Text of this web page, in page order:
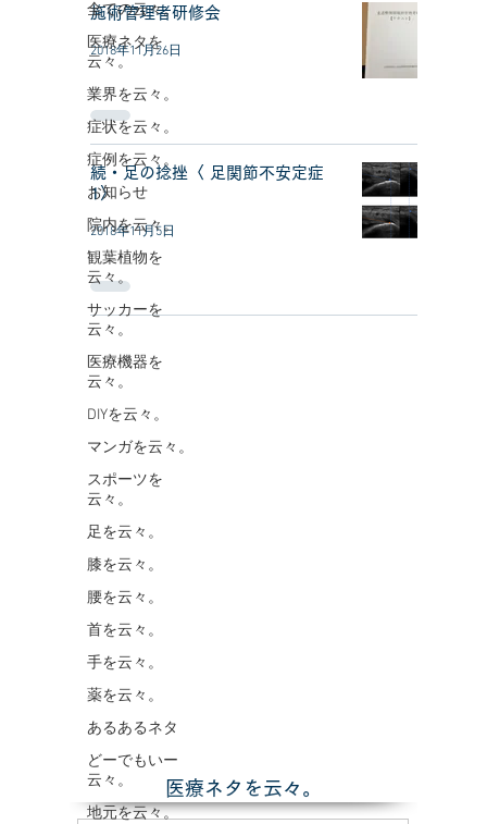
全ての云々。
医療ネタを
云々。
業界を云々。
症状を云々。
症例を云々。
お知らせ
院内を云々。
観葉植物を
云々。
サッカーを
云々。
医療機器を
云々。
DIYを云々。
マンガを云々。
スポーツを
云々。
足を云々。
膝を云々。
腰を云々。
首を云々。
手を云々。
薬を云々。
あるあるネタ
どーでもいー
云々。
地元を云々。
施術管理者研修会
2018年11月26日
続・足の捻挫〈 足関節不安定症
1〉
2018年11月5日
​医療ネタを云々。